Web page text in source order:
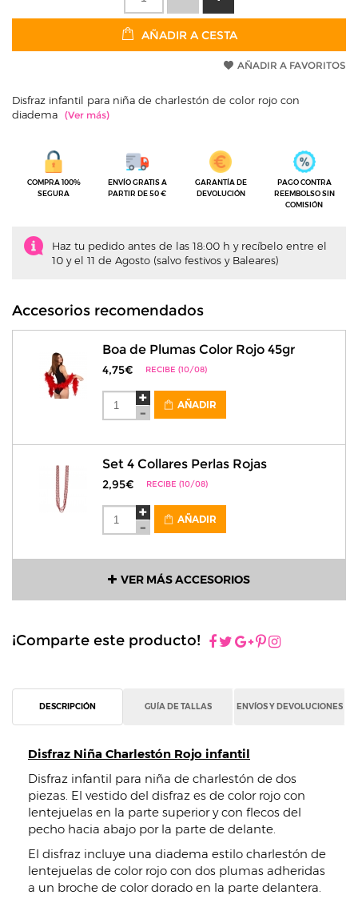
AÑADIR A CESTA
AÑADIR A FAVORITOS
Disfraz infantil para niña de charlestón de color rojo con
diadema
COMPRA 100%
SEGURA
ENVÍO GRATIS A
PARTIR DE 50 €
GARANTÍA DE
DEVOLUCIÓN
PAGO CONTRA
REEMBOLSO SIN
COMISIÓN
Haz tu pedido antes de las 18:00 h y recíbelo entre el
10 y el 11 de Agosto (salvo festivos y Baleares)
Accesorios recomendados
Boa de Plumas Color Rojo 45gr
4,75€ RECIBE (10/08)
AÑADIR
Set 4 Collares Perlas Rojas
2,95€ RECIBE (10/08)
AÑADIR
VER MÁS ACCESORIOS
¡Comparte este producto!
DESCRIPCIÓN GUÍA DE TALLAS ENVÍOS Y DEVOLUCIONES
Disfraz Niña Charlestón Rojo infantil
Disfraz infantil para niña de charlestón de dos
piezas. El vestido del disfraz es de color rojo con
lentejuelas en la parte superior y con flecos del
pecho hacia abajo por la parte de delante.
El disfraz incluye una diadema estilo charlestón de
lentejuelas de color rojo con dos plumas adheridas
a un broche de color dorado en la parte delantera.